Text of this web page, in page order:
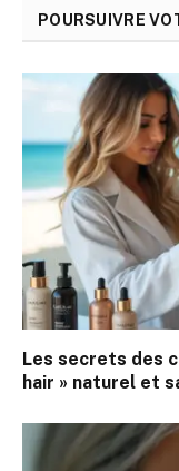
POURSUIVRE
Les secrets des
hair » naturel et